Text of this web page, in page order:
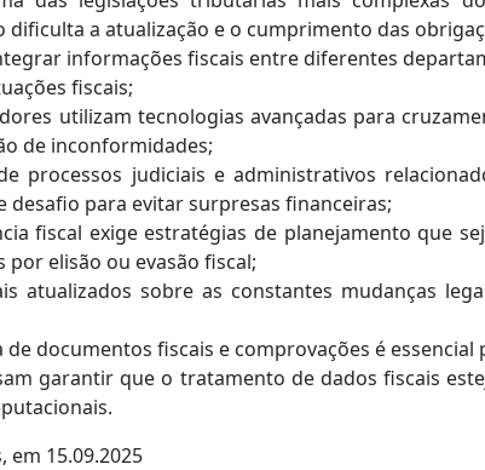
dificulta a atualização e o cumprimento das
informações fiscais entre diferentes
fiscais;
utilizam tecnologias avançadas para
de inconformidades;
processos judiciais e administrativos
desafio para evitar surpresas financeiras;
fiscal exige estratégias de planejamento que
por elisão ou evasão fiscal;
atualizados sobre as constantes mudanças
de documentos fiscais e comprovações é
garantir que o tratamento de dados fiscais
em 15.09.2025